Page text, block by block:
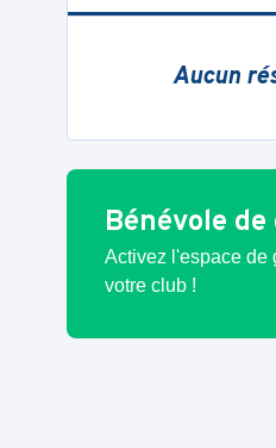
Aucun
Bénévole
Activez l'espace de
votre club !